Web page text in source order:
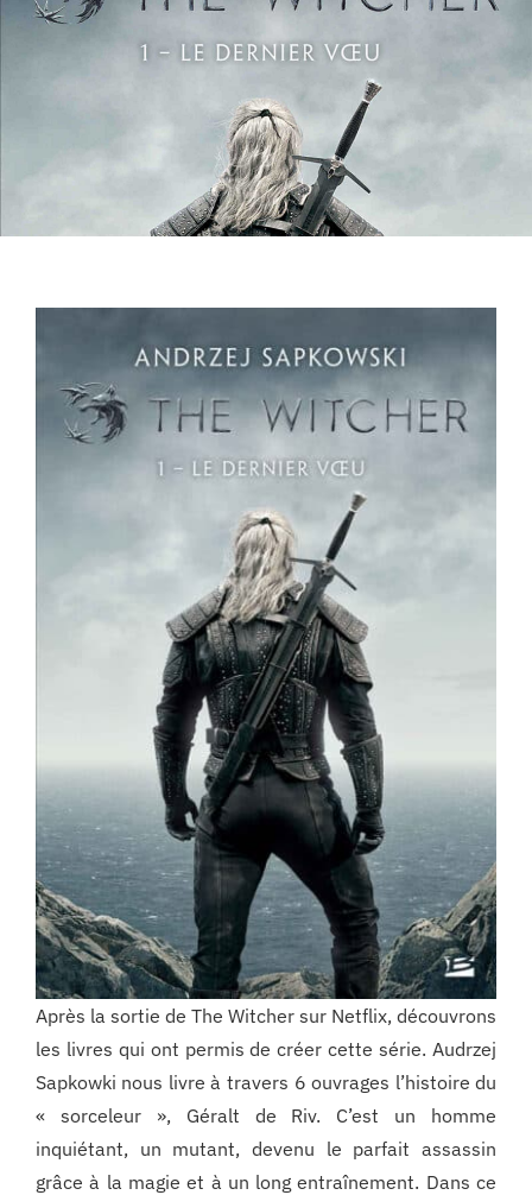
Après la sortie de The Witcher sur Netflix, découvrons
les livres qui ont permis de créer cette série. Audrzej
Sapkowki nous livre à travers 6 ouvrages l’histoire du
« sorceleur », Géralt de Riv. C’est un homme
inquiétant, un mutant, devenu le parfait assassin
grâce à la magie et à un long entraînement. Dans ce